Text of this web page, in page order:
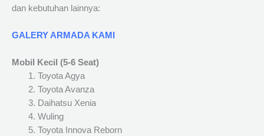
dan kebutuhan lainnya:
GALERY ARMADA KAMI
Mobil Kecil (5-6 Seat)
Toyota Agya
Toyota Avanza
Daihatsu Xenia
Wuling
Toyota Innova Reborn